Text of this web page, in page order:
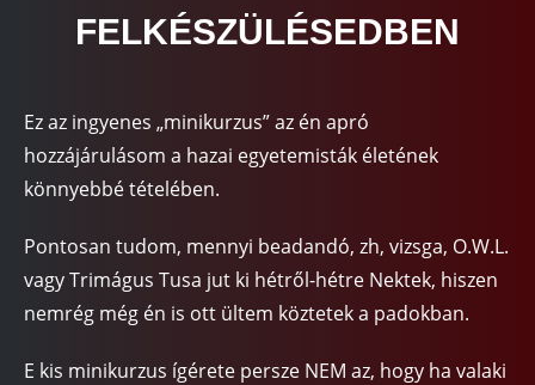
FELKÉSZÜLÉSEDBEN
Ez az ingyenes „minikurzus” az én apró
hozzájárulásom a hazai egyetemisták életének
könnyebbé tételében.
Pontosan tudom, mennyi beadandó, zh, vizsga, O.W.L.
vagy Trimágus Tusa jut ki hétről-hétre Nektek, hiszen
nemrég még én is ott ültem köztetek a padokban.
E kis minikurzus ígérete persze NEM az, hogy ha valaki